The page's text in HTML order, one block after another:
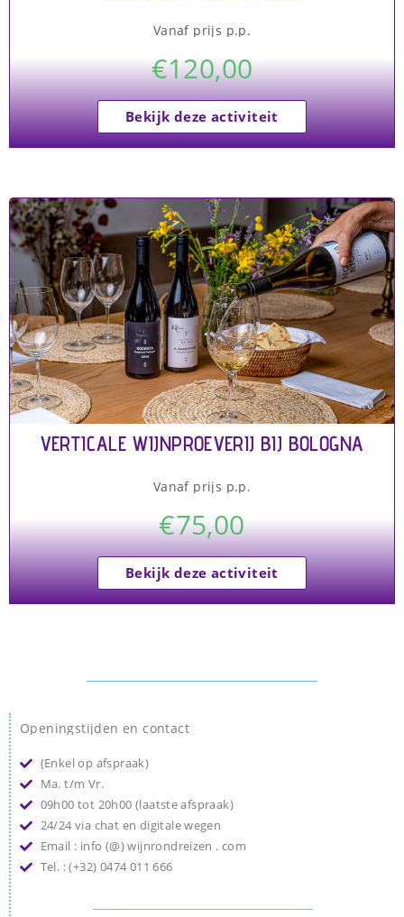
Vanaf prijs p.p.
€120,00
Bekijk deze activiteit
VERTICALE WIJNPROEVERIJ BIJ BOLOGNA
Vanaf prijs p.p.
€75,00
Bekijk deze activiteit
Openingstijden en contact
(Enkel op afspraak)
Ma. t/m Vr.
09h00 tot 20h00 (laatste afspraak)
24/24 via chat en digitale wegen
Email : info (@) wijnrondreizen . com
Tel. : (+32) 0474 011 666